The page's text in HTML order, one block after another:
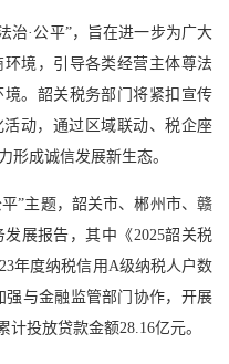
治·公平”，旨在进一步为广大
境，引导各类经营主体尊法
。韶关税务部门将紧扣宣传
动，通过区域联动、税企座
形成诚信发展新生态。
”主题，韶关市、郴州市、赣
展报告，其中《2025韶关税
年度纳税信用A级纳税人户数
强与金融监管部门协作，开展
计投放贷款金额28.16亿元。